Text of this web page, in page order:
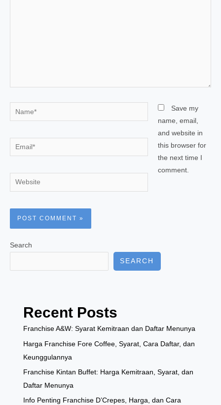
Name*
Email*
Website
Save my
name, email,
and website in
this browser for
the next time I
comment.
Search
SEARCH
Recent Posts
Franchise A&W: Syarat Kemitraan dan Daftar Menunya
Harga Franchise Fore Coffee, Syarat, Cara Daftar, dan
Keunggulannya
Franchise Kintan Buffet: Harga Kemitraan, Syarat, dan
Daftar Menunya
Info Penting Franchise D’Crepes, Harga, dan Cara